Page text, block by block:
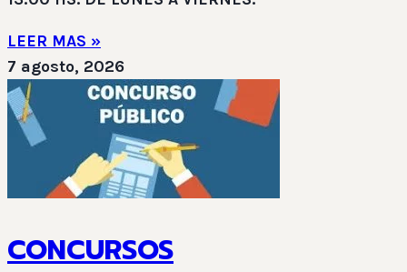
LEER MAS »
7 agosto, 2026
CONCURSOS